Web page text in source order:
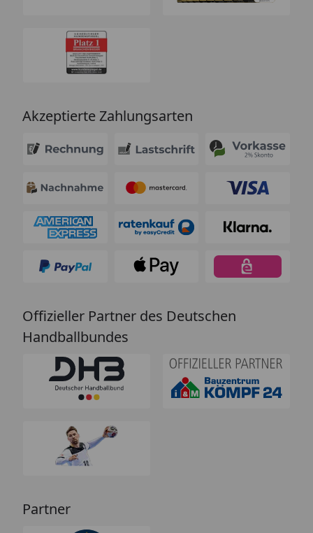
Akzeptierte Zahlungsarten
Offizieller Partner des Deutschen
Handballbundes
Partner